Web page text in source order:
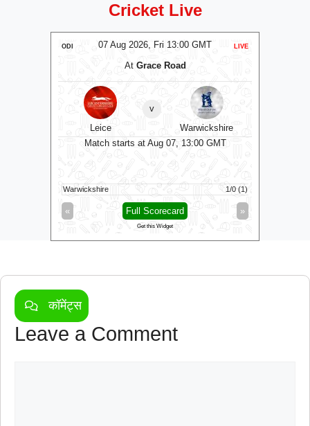
Cricket Live
07 Aug 2026, Fri 13:00 GMT
ODI LIVE
At Grace Road
Leice
v
Warwickshire
Match starts at Aug 07, 13:00 GMT
Warwickshire 1/0 (1)
« »
Full Scorecard
Get this Widget
कॉमेंट्स
Leave a Comment